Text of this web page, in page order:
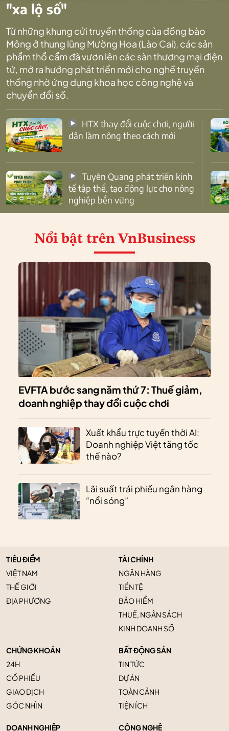
"xa lộ số"
Từ những khung cửi truyền thống của đồng bào
Mông ở thung lũng Mường Hoa (Lào Cai), các sản
phẩm thổ cẩm đã vươn lên các sàn thương mại điện
tử, mở ra hướng phát triển mới cho nghề truyền
thống nhờ ứng dụng khoa học công nghệ và
chuyển đổi số.
dân làm nông theo cách mới
tế tập thể, tạo động lực cho nông
nghiệp bền vững
Nổi bật trên VnBusiness
EVFTA bước sang năm thứ 7: Thuế giảm,
doanh nghiệp thay đổi cuộc chơi
Xuất khẩu trực tuyến thời AI:
Doanh nghiệp Việt tăng tốc
thế nào?
Lãi suất trái phiếu ngân hàng
“nổi sóng”
TIÊU ĐIỂM
VIỆT NAM
THẾ GIỚI
ĐỊA PHƯƠNG
TÀI CHÍNH
NGÂN HÀNG
TIỀN TỆ
BẢO HIỂM
THUẾ, NGÂN SÁCH
KINH DOANH SỐ
CHỨNG KHOÁN
24H
CỔ PHIẾU
GIAO DỊCH
GÓC NHÌN
BẤT ĐỘNG SẢN
TIN TỨC
DỰ ÁN
TOÀN CẢNH
TIỆN ÍCH
DOANH NGHIỆP CÔNG NGHỆ